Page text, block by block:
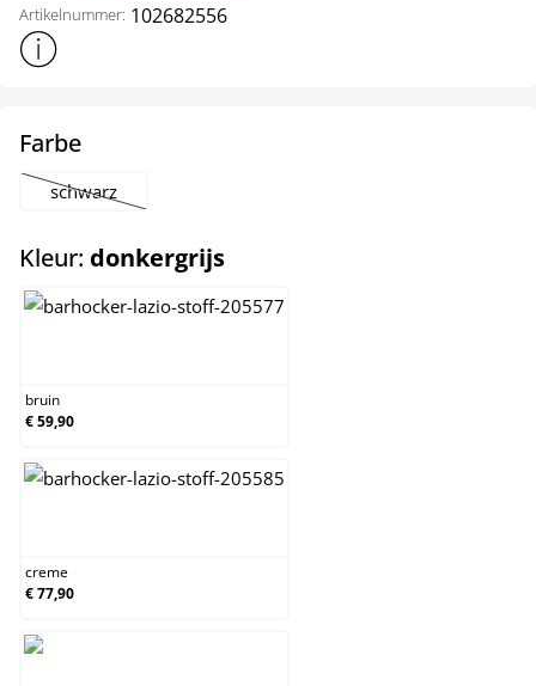
Artikelnummer: 102682556
Toon meer productinformatie
Farbeselect
schwarz
(Deze optie is momenteel niet beschikbaar.)
Kleur: donkergrijsselect
bruin
€ 59,90
creme
€ 77,90